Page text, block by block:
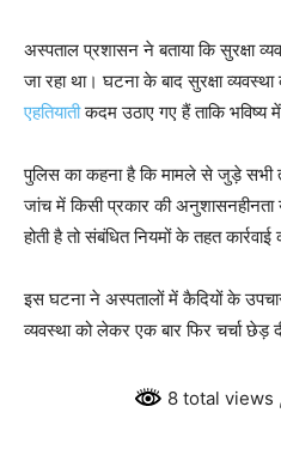
अस्पताल प्रशासन ने बताया कि सुरक्षा
जा रहा था। घटना के बाद सुरक्षा
एहतियातीकदम उठाए गए हैं ताकि भविष्य में
पुलिस का कहना है कि मामले से जुड़े सभी
जांच में किसी प्रकार की
होती है तो संबंधित नियमों के तहत कार्रवाई
इस घटना ने अस्पतालों में कैदियों के
व्यवस्था को लेकर एक बार फिर चर्चा छेड़
8 total views